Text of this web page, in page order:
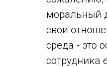
моральный
свои
среда - это
сотрудника